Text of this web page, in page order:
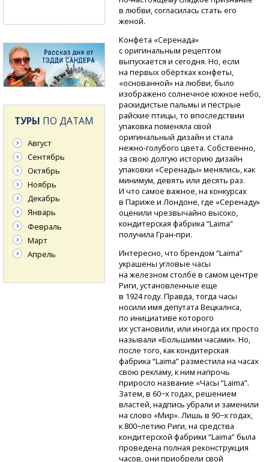
в любви, согласилась стать его
женой.
Конфета «Серенада»
с оригинальным рецептом
выпускается и сегодня. Но, если
на первых обёртках конфеты,
«основанной» на любви, было
изображено солнечное южное небо,
раскидистые пальмы и пёстрые
райские птицы, то впоследствии
упаковка поменяла свой
оригинальный дизайн и стала
нежно-голубого цвета. Собственно,
за свою долгую историю дизайн
упаковки «Серенады» менялись, как
минимум, девять или десять раз.
И что самое важное, на конкурсах
в Париже и Лондоне, где «Серенаду»
оценили чрезвычайно высоко,
кондитерская фабрика “Laima”
получила Гран-при.
Интересно, что брендом “Laima”
украшены угловые часы
на железном столбе в самом центре
Риги, установленные еще
в 1924 году. Правда, тогда часы
носили имя депутата Вецкалнса,
по инициативе которого
их установили, или иногда их просто
называли «Большими часами». Но,
после того, как кондитерская
фабрика “Laima” разместила на часах
свою рекламу, к ним напрочь
приросло название «Часы “Laima”.
Затем, в 60−х годах, решением
властей, надпись убрали и заменили
на слово «Мир». Лишь в 90−х годах,
к 800−летию Риги, на средства
кондитерской фабрики “Laima” была
проведена полная реконструкция
часов, они приобрели свой
ТУРЫ ПО ДАТАМ
Август
Сентябрь
Октябрь
Ноябрь
Декабрь
Январь
Февраль
Март
Апрель